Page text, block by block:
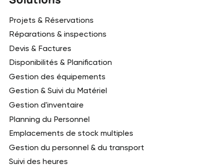
Projets & Réservations
Réparations & inspections
Devis & Factures
Disponibilités & Planification
Gestion des équipements
Gestion & Suivi du Matériel
Gestion d'inventaire
Planning du Personnel
Emplacements de stock multiples
Gestion du personnel & du transport
Suivi des heures